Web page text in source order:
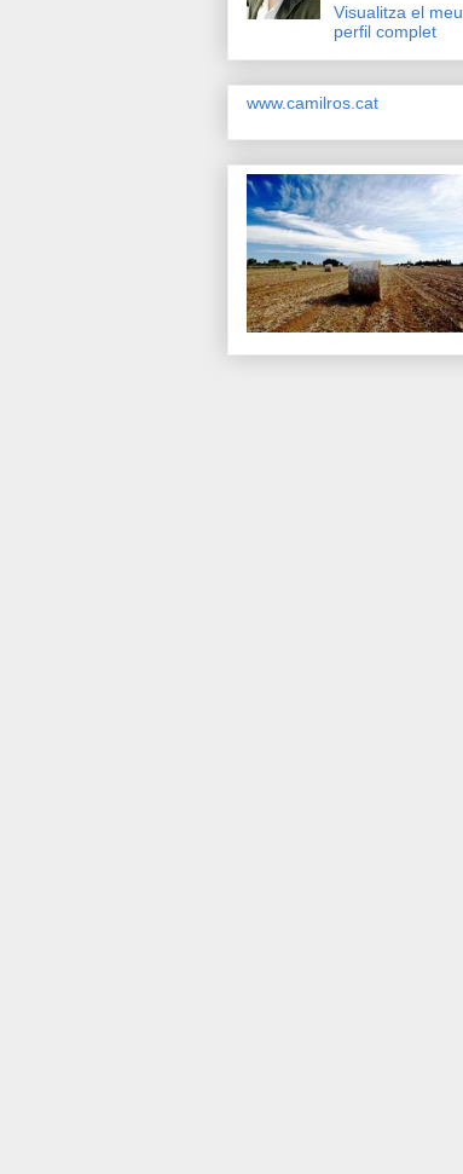
Visualitza el meu
perfil complet
www.camilros.cat